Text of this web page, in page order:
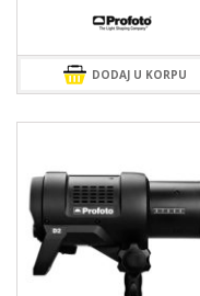
DODAJ U KORPU